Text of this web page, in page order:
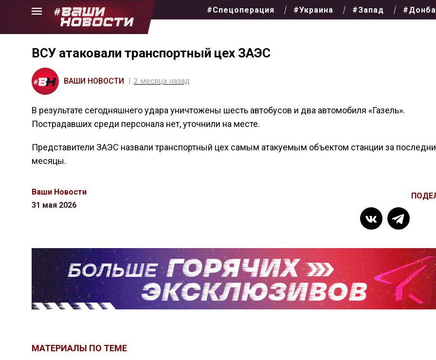
Skip
#Спецоперация #Украина #Запад
ВСУ атаковали транспортный цех ЗАЭС
ВАШИ НОВОСТИ 2 месяца назад
В результате сегодняшнего удара уничтожены шесть автобусов и два автомобиля «Газель».
Пострадавших среди персонала нет, уточнили на месте.
Представители ЗАЭС назвали транспортный цех самым атакуемым объектом станции за
месяцы.
Ваши Новости
31 мая 2026
МАТЕРИАЛЫ ПО ТЕМЕ